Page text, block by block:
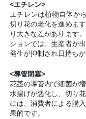
<エチレン>
エチレンは植物自体か
切り花の老化を進めま
り大きな差があります
ションでは、生産者が
発生が抑制され日持ち
<導管閉塞>
花茎の導管内で細菌が
水揚げが悪化し、切り
には、消費者による購
果的です。